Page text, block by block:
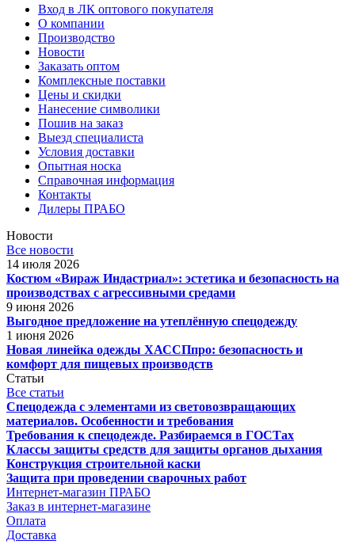
Вход в ЛК оптового покупателя
О компании
Производство
Новости
Заказать оптом
Комплексные поставки
Цены и скидки
Нанесение символики
Пошив на заказ
Выезд специалиста
Условия доставки
Опытная носка
Справочная информация
Контакты
Дилеры ПРАБО
Новости
Все новости
14 июля 2026
Костюм «Вираж Индастриал»: эстетика и безопасность на
производствах с агрессивными средами
9 июня 2026
Выгодное предложение на утеплённую спецодежду
1 июня 2026
Новая линейка одежды ХАССПпро: безопасность и
комфорт для пищевых производств
Статьи
Все статьи
Спецодежда с элементами из световозвращающих
материалов. Особенности и требования
Требования к спецодежде. Разбираемся в ГОСТах
Классы защиты средств для защиты органов дыхания
Конструкция строительной каски
Защита при проведении сварочных работ
Интернет-магазин ПРАБО
Заказ в интернет-магазине
Оплата
Доставка